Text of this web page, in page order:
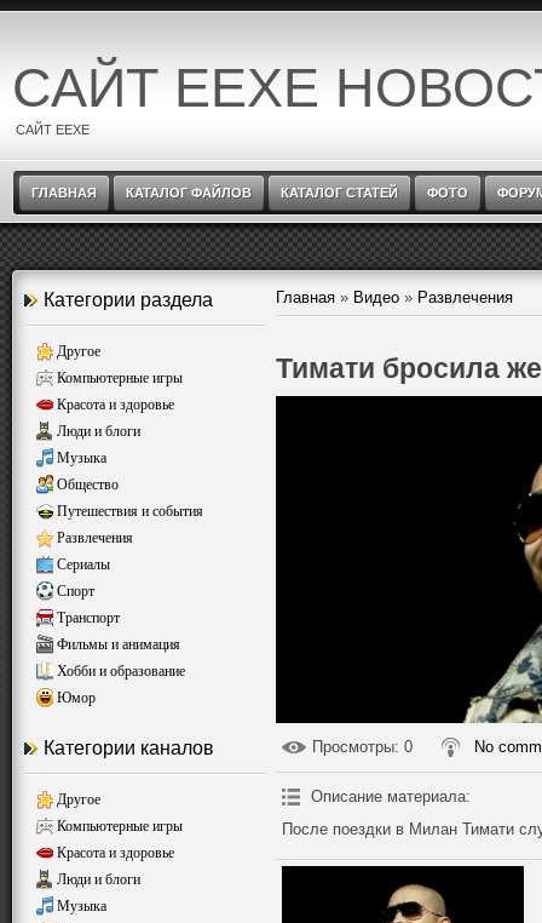
САЙТ EEXE
САЙТ EEXE
ГЛАВНАЯ КАТАЛОГ ФАЙЛОВ КАТАЛОГ СТАТЕЙ ФОТО
Категории раздела
Другое
Компьютерные игры
Красота и здоровье
Люди и блоги
Музыка
Общество
Путешествия и события
Развлечения
Сериалы
Спорт
Транспорт
Фильмы и анимация
Хобби и образование
Юмор
Категории каналов
Другое
Компьютерные игры
Красота и здоровье
Люди и блоги
Музыка
Главная » Видео » Развлечения
Тимати бросила
Просмотры: 0 No
Описание материала:
После поездки в Милан Тимати